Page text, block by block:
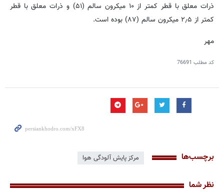
ذرات معلق با قطر کمتر از ۱۰ میکرون سالم (۵۱) و ذرات معلق با قطر
کمتر از ۲٫۵ میکرون سالم (۸۷) بوده است.
مهر
کد مطلب 76691
برچسب‌ها مرکز پایش آلودگی هوا
نظر شما